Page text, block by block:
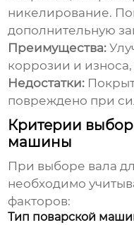
никелирование.
дополнительную
Преимущества:
коррозии и
Недостатки:
повреждено при
Критерии
машины
При выборе вала
необходимо
факторов:
Тип поварской